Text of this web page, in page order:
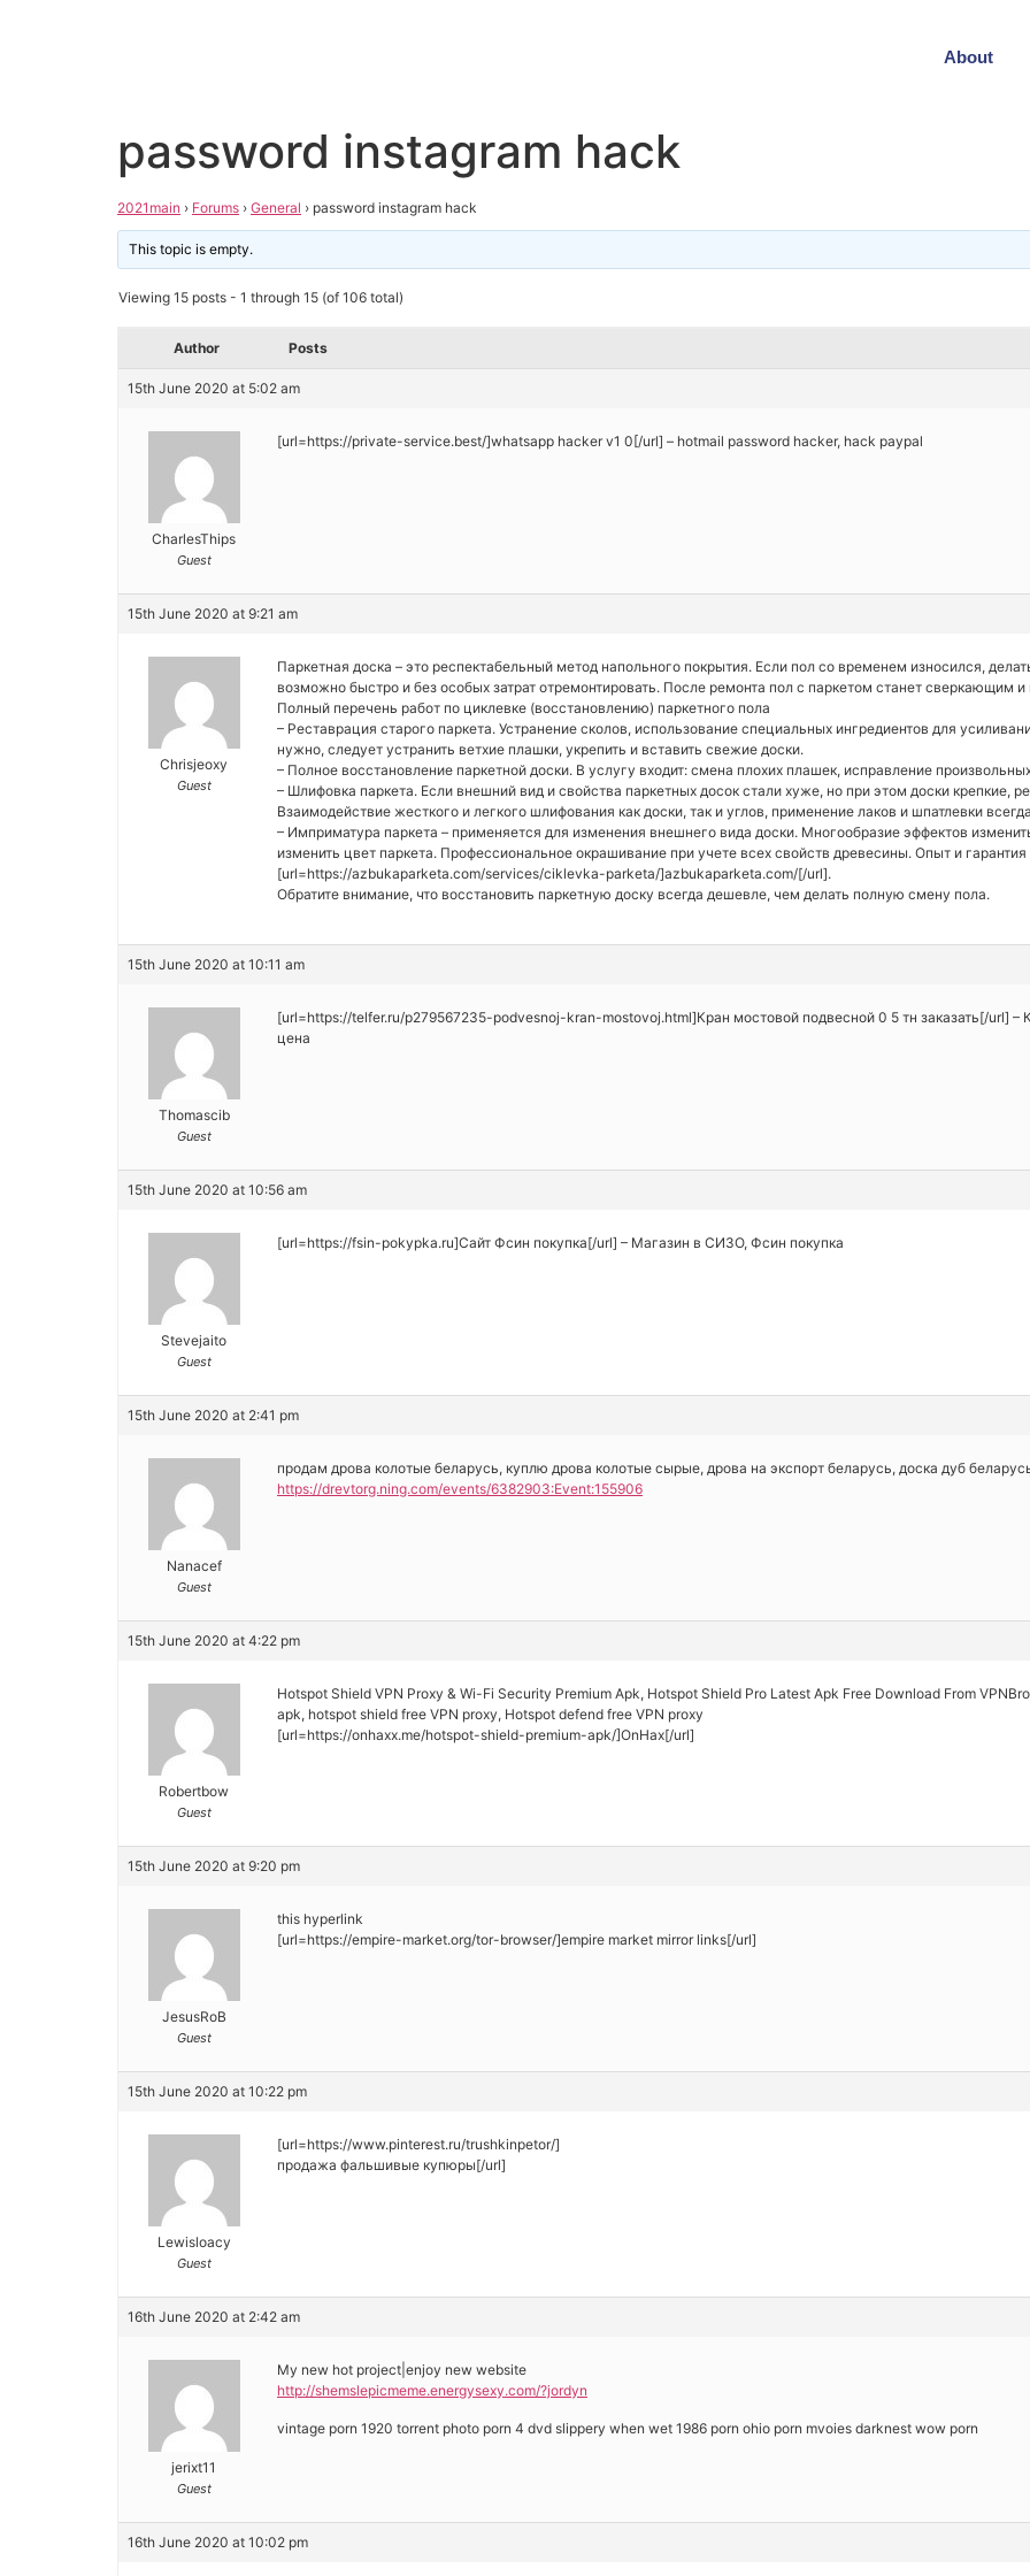
About
password instagram hack
2021main › Forums › General › password instagram hack
This topic is empty.
Viewing 15 posts - 1 through 15 (of 106 total)
Author Posts
15th June 2020 at 5:02 am
CharlesThips
Guest
[url=https://private-service.best/]whatsapp hacker v1 0[/url] – hotmail password hacker, hack paypal
15th June 2020 at 9:21 am
Chrisjeoxy
Guest
Паркетная доска – это респектабельный метод напольного покрытия. Если пол со временем износился,
возможно быстро и без особых затрат отремонтировать. После ремонта пол с паркетом станет сверкающим
Полный перечень работ по циклевке (восстановлению) паркетного пола
– Реставрация старого паркета. Устранение сколов, использование специальных ингредиентов для
нужно, следует устранить ветхие плашки, укрепить и вставить свежие доски.
– Полное восстановление паркетной доски. В услугу входит: смена плохих плашек, исправление
– Шлифовка паркета. Если внешний вид и свойства паркетных досок стали хуже, но при этом доски крепкие,
Взаимодействие жесткого и легкого шлифования как доски, так и углов, применение лаков и шпатлевки
– Имприматура паркета – применяется для изменения внешнего вида доски. Многообразие эффектов
изменить цвет паркета. Профессиональное окрашивание при учете всех свойств древесины. Опыт и гарантия
[url=https://azbukaparketa.com/services/ciklevka-parketa/]azbukaparketa.com/[/url].
Обратите внимание, что восстановить паркетную доску всегда дешевле, чем делать полную смену пола.
15th June 2020 at 10:11 am
Thomascib
Guest
[url=https://telfer.ru/p279567235-podvesnoj-kran-mostovoj.html]Кран мостовой подвесной 0 5 тн заказать[/url] –
цена
15th June 2020 at 10:56 am
Stevejaito
Guest
[url=https://fsin-pokypka.ru]Сайт Фсин покупка[/url] – Магазин в СИЗО, Фсин покупка
15th June 2020 at 2:41 pm
Nanacef
Guest
продам дрова колотые беларусь, куплю дрова колотые сырые, дрова на экспорт беларусь, доска дуб
https://drevtorg.ning.com/events/6382903:Event:155906
15th June 2020 at 4:22 pm
Robertbow
Guest
Hotspot Shield VPN Proxy & Wi-Fi Security Premium Apk, Hotspot Shield Pro Latest Apk Free Download From
apk, hotspot shield free VPN proxy, Hotspot defend free VPN proxy
[url=https://onhaxx.me/hotspot-shield-premium-apk/]OnHax[/url]
15th June 2020 at 9:20 pm
JesusRoB
Guest
this hyperlink
[url=https://empire-market.org/tor-browser/]empire market mirror links[/url]
15th June 2020 at 10:22 pm
Lewisloacy
Guest
[url=https://www.pinterest.ru/trushkinpetor/]
продажа фальшивые купюры[/url]
16th June 2020 at 2:42 am
jerixt11
Guest
My new hot project|enjoy new website
http://shemslepicmeme.energysexy.com/?jordyn
vintage porn 1920 torrent photo porn 4 dvd slippery when wet 1986 porn ohio porn mvoies darknest wow porn
16th June 2020 at 10:02 pm